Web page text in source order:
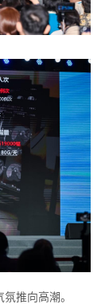
推向高潮。